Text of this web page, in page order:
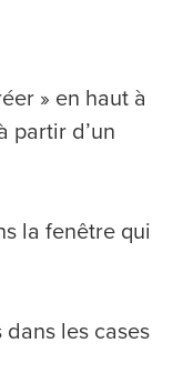
» en haut à
partir d’un
la fenêtre qui
dans les cases